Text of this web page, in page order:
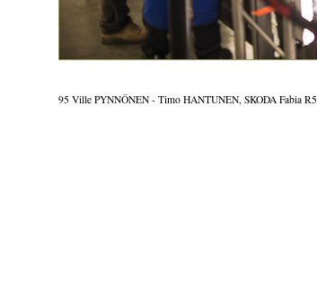
95 Ville PYNNÖNEN - Timo HANTUNEN, SKODA Fabia R5